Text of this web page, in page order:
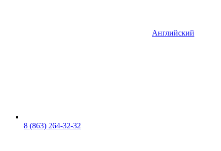
Английский
8 (863) 264-32-32